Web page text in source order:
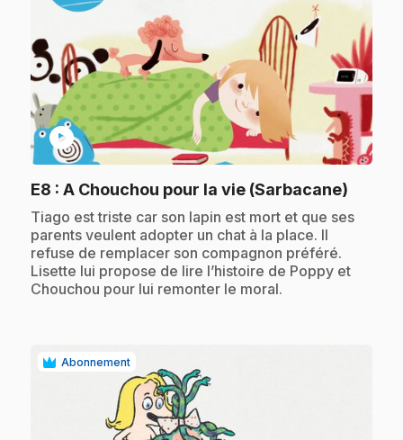
play_circle
E8 : A Chouchou pour la vie (Sarbacane)
.Tiago est triste car son lapin est mort et que ses
parents veulent adopter un chat à la place. Il
refuse de remplacer son compagnon préféré.
Lisette lui propose de lire l’histoire de Poppy et
Chouchou pour lui remonter le moral.
Abonnement